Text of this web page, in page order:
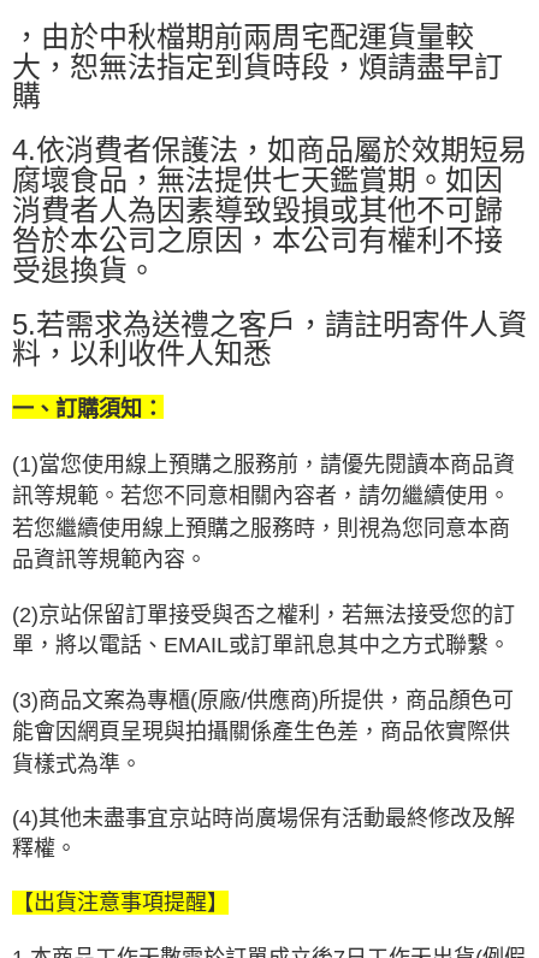
，由於中秋檔期前兩周宅配運貨量較
大，恕無法指定到貨時段，煩請盡早訂
購
4.依消費者保護法，如商品屬於效期短易
腐壞食品，無法提供七天鑑賞期。如因
消費者人為因素導致毀損或其他不可歸
咎於本公司之原因，本公司有權利不接
受退換貨。
5.若需求為送禮之客戶，請註明寄件人資
料，以利收件人知悉
一、訂購須知：
(1)當您使用線上預購之服務前，請優先閱讀本商品資
訊等規範。 若您不同意相關內容者，請勿繼續使用。
若您繼續使用線上預購之服務時，則視為您同意本商
品資訊等規範內容。
(2)京站保留訂單接受與否之權利，若無法接受您的訂
單，將以電話、EMAIL或訂單訊息其中之方式聯繫。
(3)商品文案為專櫃(原廠/供應商)所提供，商品顏色可
能會因網頁呈現與拍攝關係產生色差，商品依實際供
貨樣式為準。
(4)其他未盡事宜京站時尚廣場保有活動最終修改及解
釋權。
【出貨注意事項提醒】